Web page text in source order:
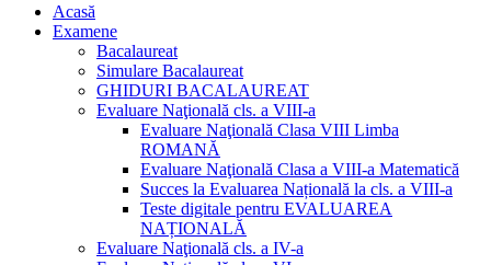
Acasă
Examene
Bacalaureat
Simulare Bacalaureat
GHIDURI BACALAUREAT
Evaluare Naţională cls. a VIII-a
Evaluare Naţională Clasa VIII Limba
ROMANĂ
Evaluare Naţională Clasa a VIII-a Matematică
Succes la Evaluarea Națională la cls. a VIII-a
Teste digitale pentru EVALUAREA
NAȚIONALĂ
Evaluare Naţională cls. a IV-a